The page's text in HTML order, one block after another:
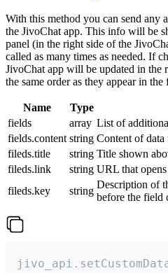
With this method you can send any
the JivoChat app. This info will be
panel (in the right side of the
called as many times as needed. If
JivoChat app will be updated in the
the same order as they appear in the
Name Type
fields
array List of
fields.content string Content of
fileds.title
string Title shown
fileds.link
string URL that
fileds.key
string
Description of
before the field